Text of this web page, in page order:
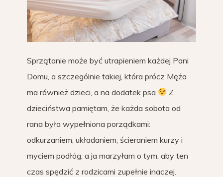
Sprzątanie może być utrapieniem każdej Pani
Domu, a szczególnie takiej, która prócz Męża
ma również dzieci, a na dodatek psa
Z
dzieciństwa pamiętam, że każda sobota od
rana była wypełniona porządkami:
odkurzaniem, układaniem, ścieraniem kurzy i
myciem podłóg, a ja marzyłam o tym, aby ten
czas spędzić z rodzicami zupełnie inaczej.